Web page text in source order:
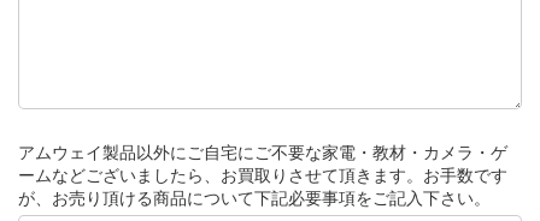
アムウェイ製品以外にご自宅にご不要な家電・教材・カメラ・ゲ
ームなどございましたら、お買取りさせて頂きます。お手数です
が、お売り頂ける商品について下記必要事項をご記入下さい。